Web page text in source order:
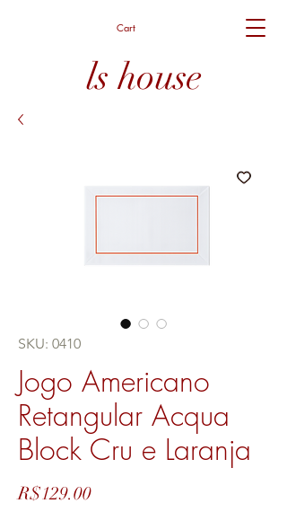
Cart
ls house
SKU: 0410
Jogo Americano
Retangular Acqua
Block Cru e Laranja
R$129.00Price